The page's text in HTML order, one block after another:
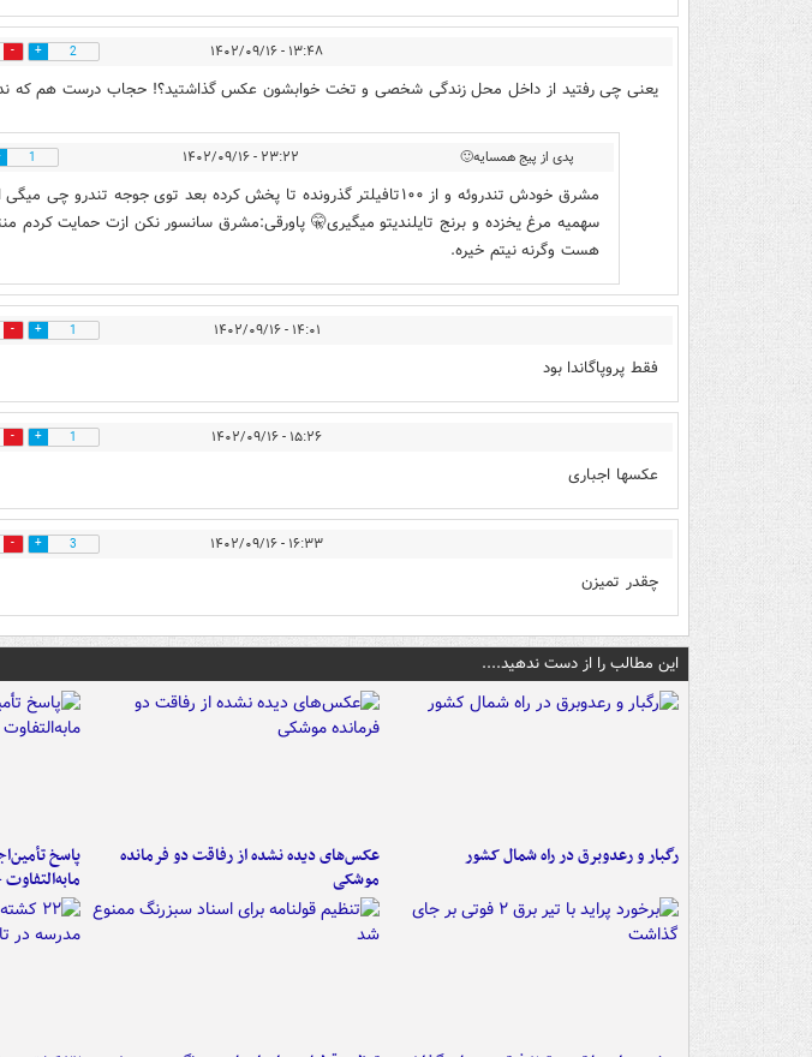
۱۳:۴۸ - ۱۴۰۲/۰۹/۱۶ 2
یعنی چی رفتید از داخل محل زندگی شخصی و تخت خوابشون عکس گذاشتید؟! حجاب درست هم که
پدی از پیج همسایه🙂 ۲۳:۲۲ - ۱۴۰۲/۰۹/۱۶ 1
مشرق خودش تندروئه و از ۱۰۰تافیلتر گذرونده تا پخش کرده بعد توی جوجه
سهمیه مرغ یخزده و برنج تایلندیتو میگیری🤫 پاورقی:مشرق سانسور نکن ازت حمایت کردم
هست وگرنه نیتم خیره.
۱۴:۰۱ - ۱۴۰۲/۰۹/۱۶ 1
فقط پروپاگاندا بود
۱۵:۲۶ - ۱۴۰۲/۰۹/۱۶ 1
عکسها اجباری
۱۶:۳۳ - ۱۴۰۲/۰۹/۱۶ 3
چقدر تمیزن
این مطالب را از دست ندهید....
رگبار و رعدوبرق در راه شمال کشور
عکس‌های دیده نشده از رفاقت دو فرمانده‌
موشکی
پاسخ